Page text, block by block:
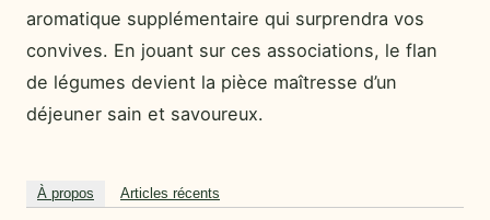
aromatique supplémentaire qui surprendra vos
convives. En jouant sur ces associations, le flan
de légumes devient la pièce maîtresse d’un
déjeuner sain et savoureux.
À propos Articles récents